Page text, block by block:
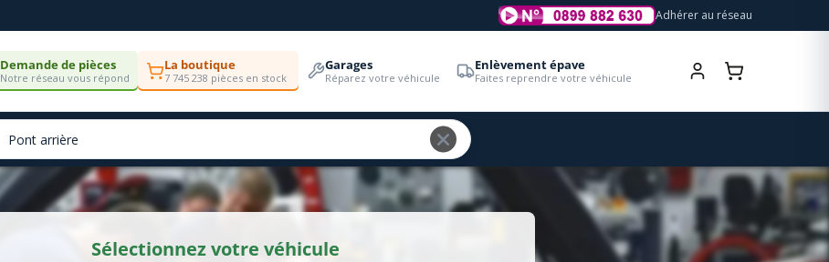
Adhérer au réseau
Demande de pièces
Notre réseau vous répond
La boutique
7 745 238 pièces en stock
Garages
Réparez votre véhicule
Enlèvement épave
Faites reprendre votre véhicule
Sélectionnez votre véhicule